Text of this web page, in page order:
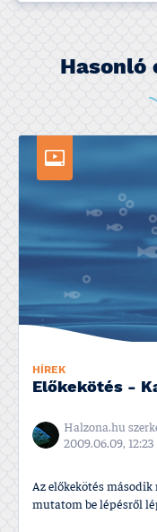
Hasonló
HÍREK
Előkekötés -
Halzona.hu
2009.06.09, 12:23
Az előkekötés második
mutatom be lépésről